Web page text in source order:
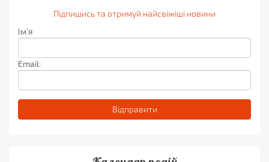
Підпишись та отримуй найсвіжіші новини
Ім'я
Email: